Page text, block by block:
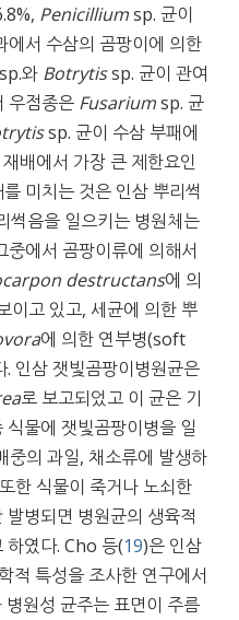
Penicilliumsp. 균이
에서 수삼의 곰팡이에 의한
sp.와 Botrytissp. 균이 관여
우점종은 Fusariumsp. 균
sp. 균이 수삼 부패에
배에서 가장 큰 제한요인
미치는 것은 인삼 뿌리썩
썩음을 일으키는 병원체는
중에서 곰팡이류에 의해서
destructans에 의
이고 있고, 세균에 의한 뿌
에 의한 연부병(soft
. 인삼 잿빛곰팡이병원균은
로 보고되었고 이 균은 기
물에 잿빛곰팡이병을 일
중의 과일, 채소류에 발생하
한 식물이 죽거나 노쇠한
병되면 병원균의 생육적
하였다. Cho 등(19)은 인삼
적 특성을 조사한 연구에서
원성 균주는 표면이 주름